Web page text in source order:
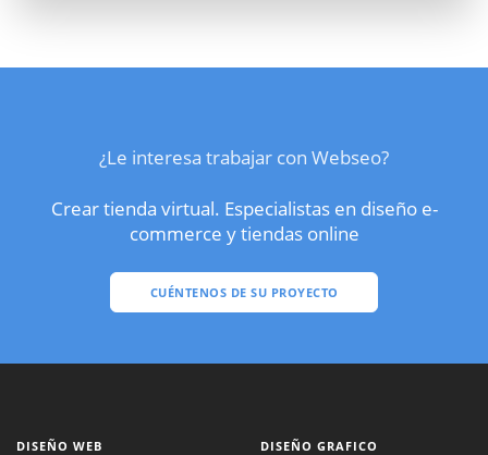
¿Le interesa trabajar con Webseo?
Crear tienda virtual. Especialistas en diseño e-
commerce y tiendas online
CUÉNTENOS DE SU PROYECTO
DISEÑO WEB DISEÑO GRAFICO